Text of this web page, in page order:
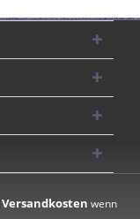
Versandkosten wenn